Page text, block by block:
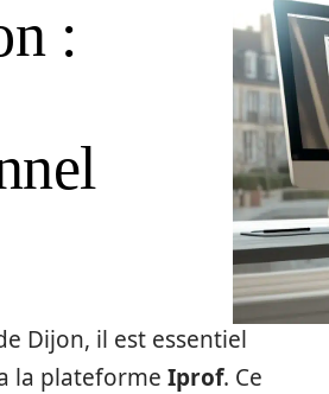
:
Dijon, il est essentiel
la plateforme Iprof. Ce